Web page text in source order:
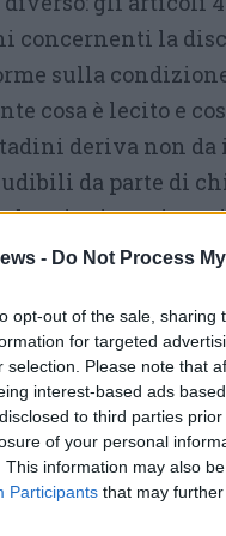
- Do Not Process
opt-out of the sale,
for targeted
selection. Please note that
interest-based ads
to third parties
of your personal
This information may also
Participants that may
concernenti la
sulla
cosa è lecito e
deriva non
da parte di
da azioni
e su una stretta
la
si è
il lavoro nero, lo
sulle
l’illegalità.
visita, Sesto,
del Varesotto,